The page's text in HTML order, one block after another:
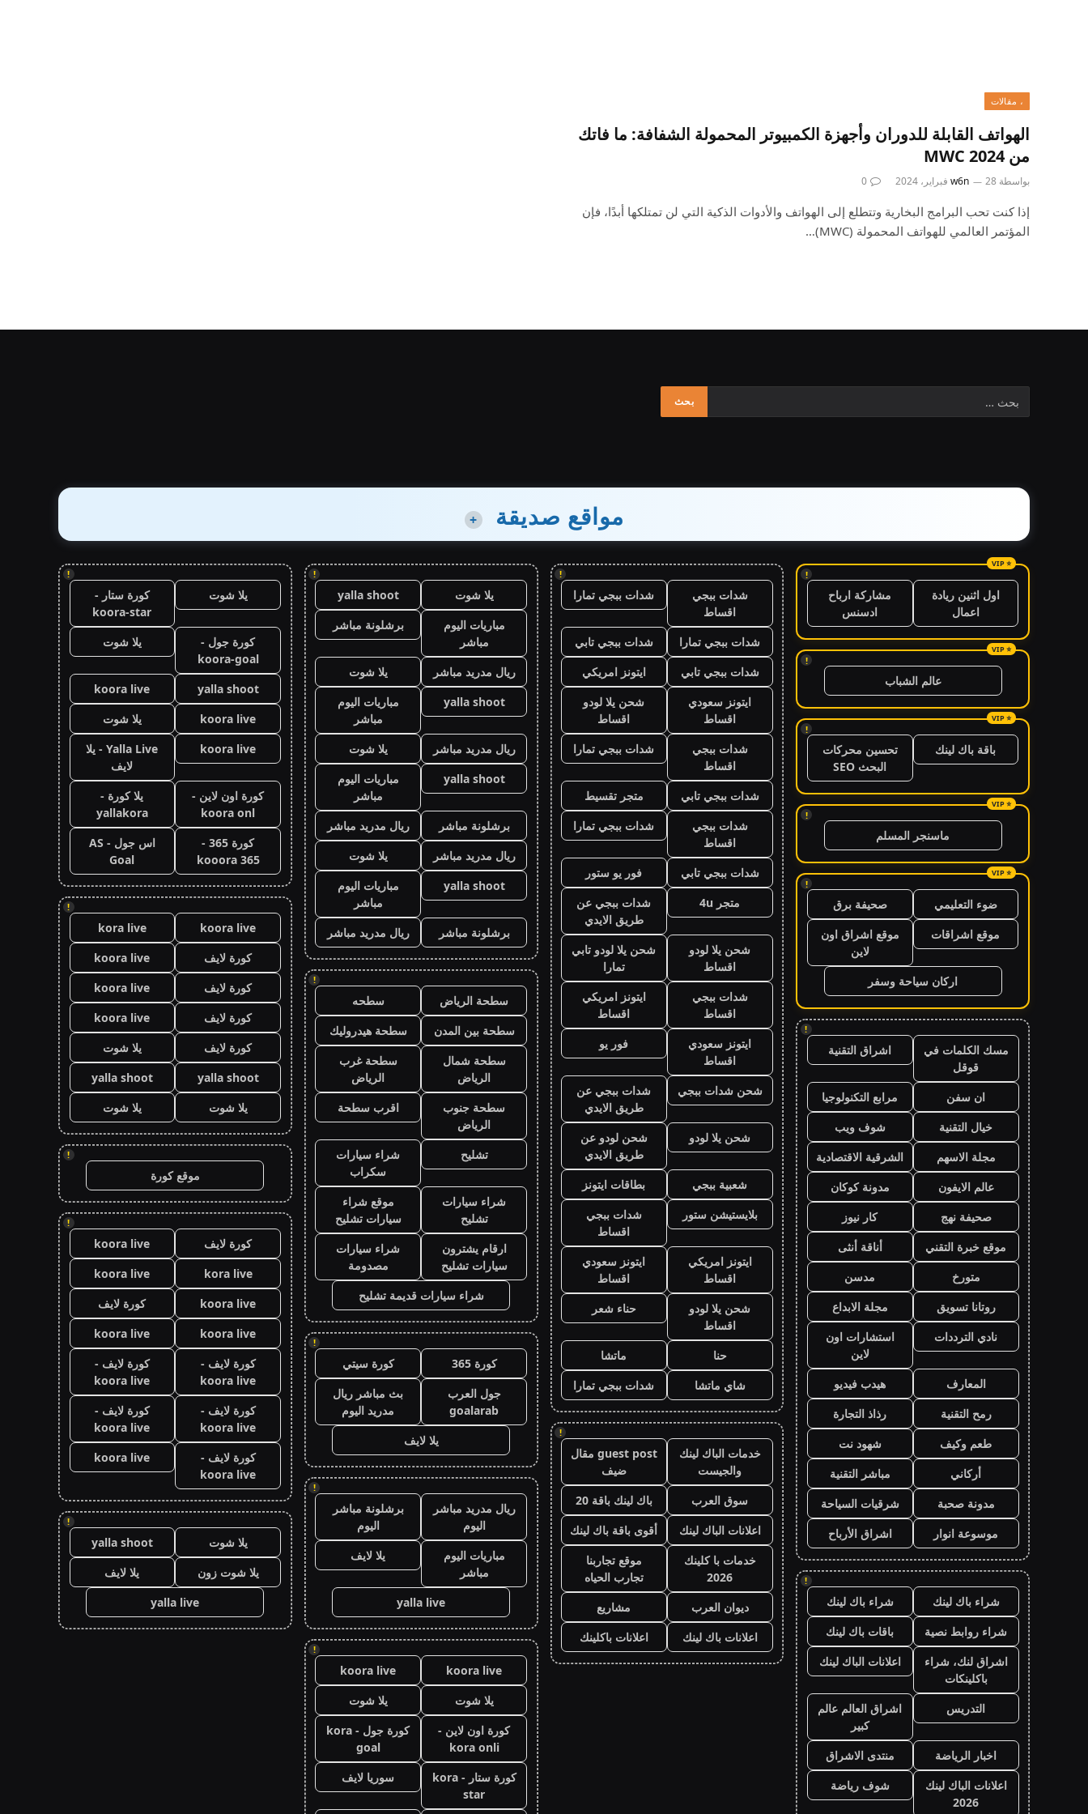
، مقالات
الهواتف القابلة للدوران وأجهزة الكمبيوتر المحمولة الشفافة: ما فاتك
من MWC 2024
بواسطة w6n 28 فبراير، 2024 0
إذا كنت تحب البرامج البخارية وتتطلع إلى الهواتف والأدوات الذكية التي لن تمتلكها أبدًا، فإن
المؤتمر العالمي للهواتف المحمولة (MWC)…
مواقع صديقة +
!
اول اثنين ريادة
اعمال
مشاركة ارباح
ادسنس
!
عالم الشباب
!
باقة باك لينك
تحسين محركات
البحث SEO
!
ماسنجر المسلم
!
ضوء التعليمي
صحيفة برق
موقع اشراقات
موقع اشراق اون
لاين
اركان سياحة وسفر
!
مسك الكلمات في
قوقل
اشراق التقنية
ان سفن
مرابع التكنولوجيا
خيال التقنية
شوف ويب
مجلة الاسهم
الشرقية الاقتصادية
عالم الايفون
مدونة كوكان
صحيفة نهج
كار نيوز
موقع خبرة التقني
أناقة أنثى
متورخ
مدسن
روتانا تسويق
مجلة الابداع
نادي الترددات
استشارات اون
لاين
المعارف
هيدب فيديو
رمح التقنية
رذاذ التجارة
طعم وكيف
شهود نت
أركاني
مباشر التقنية
مدونة صحبة
شرقيات السياحة
موسوعة انوار
اشراق الأرباح
!
شراء باك لينك
شراء باك لينك
شراء روابط نصية
باقات باك لينك
اشراق لنك، شراء
باكلينكات
اعلانات الباك لينك
التدريس
اشراق العالم عالم
كبير
اخبار الرياضة
منتدى الاشراق
اعلانات الباك لينك
2026
شوف رياضة
!
شدات ببجي
اقساط
شدات ببجي تمارا
شدات ببجي تمارا
شدات ببجي تابي
شدات ببجي تابي
ايتونز امريكي
ايتونز سعودي
اقساط
شحن يلا لودو
اقساط
شدات ببجي
اقساط
شدات ببجي تمارا
شدات ببجي تابي
متجر تقسيط
شدات ببجي
اقساط
شدات ببجي تمارا
شدات ببجي تابي
فور يو ستور
متجر 4u
شدات ببجي عن
طريق الايدي
شحن يلا لودو
اقساط
شحن يلا لودو تابي
تمارا
شدات ببجي
اقساط
ايتونز امريكي
اقساط
ايتونز سعودي
اقساط
فور يو
شحن شدات ببجي
شدات ببجي عن
طريق الايدي
شحن يلا لودو
شحن لودو عن
طريق الايدي
شعبية ببجي
بطاقات ايتونز
بلايستيشن ستور
شدات ببجي
اقساط
ايتونز امريكي
اقساط
ايتونز سعودي
اقساط
شحن يلا لودو
اقساط
حناء شعر
حنا
ماتشا
شاي ماتشا
شدات ببجي تمارا
!
خدمات الباك لينك
والجيست
guest post مقال
ضيف
سوق العرب
باك لينك باقة 20
اعلانات الباك لينك
أقوى باقة باك لينك
خدمات با كلينك
2026
موقع تجاربنا
تجارب الحياه
ديوان العرب
مشاريع
اعلانات باك لينك
اعلانات باكلينك
!
يلا شوت
yalla shoot
مباريات اليوم
مباشر
برشلونة مباشر
ريال مدريد مباشر
يلا شوت
yalla shoot
مباريات اليوم
مباشر
ريال مدريد مباشر
يلا شوت
yalla shoot
مباريات اليوم
مباشر
برشلونة مباشر
ريال مدريد مباشر
ريال مدريد مباشر
يلا شوت
yalla shoot
مباريات اليوم
مباشر
برشلونة مباشر
ريال مدريد مباشر
!
سطحة الرياض
سطحه
سطحة بين المدن
سطحة هيدروليك
سطحة شمال
الرياض
سطحة غرب
الرياض
سطحة جنوب
الرياض
اقرب سطحة
تشليح
شراء سيارات
سكراب
شراء سيارات
تشليح
موقع شراء
سيارات تشليح
ارقام يشترون
سيارات تشليح
شراء سيارات
مصدومة
شراء سيارات قديمة تشليح
!
كورة 365
كورة سيتي
جول العرب
goalarab
بث مباشر ريال
مدريد اليوم
يلا لايف
!
ريال مدريد مباشر
اليوم
برشلونة مباشر
اليوم
مباريات اليوم
مباشر
يلا لايف
yalla live
!
koora live
koora live
يلا شوت
يلا شوت
كورة اون لاين -
kora onli
كورة جول - kora
goal
كورة ستار - kora
star
سوريا لايف
!
يلا شوت
كورة ستار -
koora-star
كورة جول -
koora-goal
يلا شوت
yalla shoot
koora live
koora live
يلا شوت
koora live
Yalla Live - يلا
لايف
كورة اون لاين -
koora onl
يلا كورة -
yallakora
كورة 365 -
kooora 365
اس جول - AS
Goal
!
koora live
kora live
كورة لايف
koora live
كورة لايف
koora live
كورة لايف
koora live
كورة لايف
يلا شوت
yalla shoot
yalla shoot
يلا شوت
يلا شوت
!
موقع كورة
!
كورة لايف
koora live
kora live
koora live
koora live
كورة لايف
koora live
koora live
كورة لايف -
koora live
كورة لايف -
koora live
كورة لايف -
koora live
كورة لايف -
koora live
كورة لايف -
koora live
koora live
!
يلا شوت
yalla shoot
يلا شوت زون
يلا لايف
yalla live